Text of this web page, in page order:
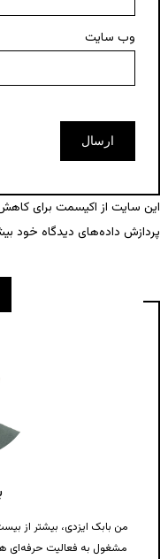
وب‌ سایت
این سایت از اکیسمت برای
پردازش داده‌های دیدگاه خود
من بابک ایزدی، بیشتر از
مشغول به فعالیت